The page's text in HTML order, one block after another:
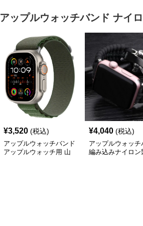
アップルウォッチバンド ナイ
¥3,520 (税込)
アップルウォッチバンド
アップルウォッチ用 山
¥4,040 (税込)
アップルウォッチ
編み込みナイロン